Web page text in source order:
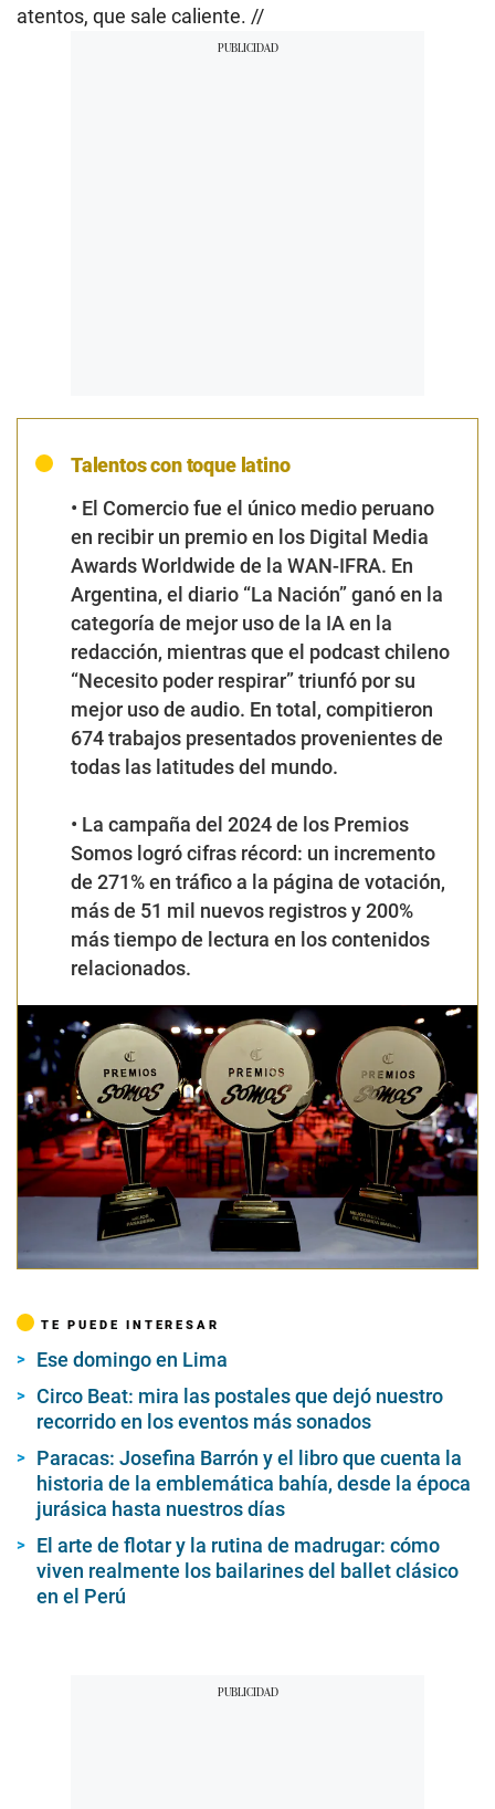
atentos, que sale caliente. //
Talentos con toque latino
• El Comercio fue el único medio peruano
en recibir un premio en los Digital Media
Awards Worldwide de la WAN-IFRA. En
Argentina, el diario “La Nación” ganó en la
categoría de mejor uso de la IA en la
redacción, mientras que el podcast chileno
“Necesito poder respirar” triunfó por su
mejor uso de audio. En total, compitieron
674 trabajos presentados provenientes de
todas las latitudes del mundo.
• La campaña del 2024 de los Premios
Somos logró cifras récord: un incremento
de 271% en tráfico a la página de votación,
más de 51 mil nuevos registros y 200%
más tiempo de lectura en los contenidos
relacionados.
TE PUEDE INTERESAR
Ese domingo en Lima
Circo Beat: mira las postales que dejó nuestro
recorrido en los eventos más sonados
Paracas: Josefina Barrón y el libro que cuenta la
historia de la emblemática bahía, desde la época
jurásica hasta nuestros días
El arte de flotar y la rutina de madrugar: cómo
viven realmente los bailarines del ballet clásico
en el Perú